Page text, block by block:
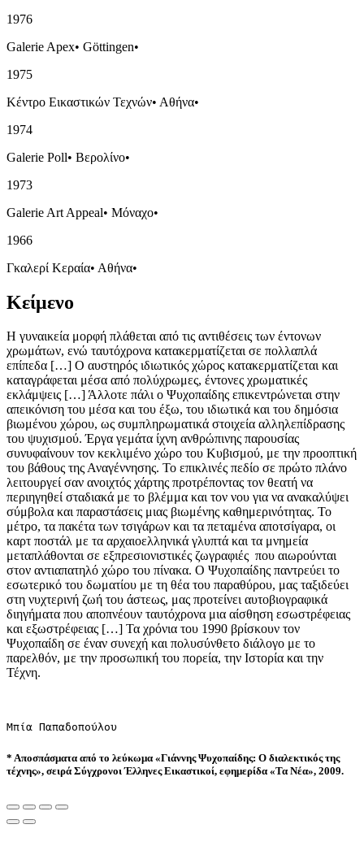
1976
Galerie Apex• Göttingen•
1975
Κέντρο Εικαστικών Τεχνών• Αθήνα•
1974
Galerie Poll• Βερολίνο•
1973
Galerie Art Appeal• Μόναχο•
1966
Γκαλερί Κεραία• Αθήνα•
Κείμενο
Η γυναικεία μορφή πλάθεται από τις αντιθέσεις των έντονων
χρωμάτων, ενώ ταυτόχρονα κατακερματίζεται σε πολλαπλά
επίπεδα […] Ο αυστηρός ιδιωτικός χώρος κατακερματίζεται και
καταγράφεται μέσα από πολύχρωμες, έντονες χρωματικές
εκλάμψεις […] Άλλοτε πάλι ο Ψυχοπαίδης επικεντρώνεται στην
απεικόνιση του μέσα και του έξω, του ιδιωτικά και του δημόσια
βιωμένου χώρου, ως συμπληρωματικά στοιχεία αλληλεπίδρασης
του ψυχισμού. Έργα γεμάτα ίχνη ανθρώπινης παρουσίας
συνυφαίνουν τον κεκλιμένο χώρο του Κυβισμού, με την προοπτική
του βάθους της Αναγέννησης. Το επικλινές πεδίο σε πρώτο πλάνο
λειτουργεί σαν ανοιχτός χάρτης προτρέποντας τον θεατή να
περιηγηθεί σταδιακά με το βλέμμα και τον νου για να ανακαλύψει
σύμβολα και παραστάσεις μιας βιωμένης καθημερινότητας. Το
μέτρο, τα πακέτα των τσιγάρων και τα πεταμένα αποτσίγαρα, οι
καρτ ποστάλ με τα αρχαιοελληνικά γλυπτά και τα μνημεία
μεταπλάθονται σε εξπρεσιονιστικές ζωγραφιές που αιωρούνται
στον αντιαπατηλό χώρο του πίνακα. Ο Ψυχοπαίδης παντρεύει το
εσωτερικό του δωματίου με τη θέα του παραθύρου, μας ταξιδεύει
στη νυχτερινή ζωή του άστεως, μας προτείνει αυτοβιογραφικά
διηγήματα που αποπνέουν ταυτόχρονα μια αίσθηση εσωστρέφειας
και εξωστρέφειας […] Τα χρόνια του 1990 βρίσκουν τον
Ψυχοπαίδη σε έναν συνεχή και πολυσύνθετο διάλογο με το
παρελθόν, με την προσωπική του πορεία, την Ιστορία και την
Τέχνη.
Μπία Παπαδοπούλου
* Αποσπάσματα από το λεύκωμα «Γιάννης Ψυχοπαίδης: O διαλεκτικός της
τέχνης», σειρά Σύγχρονοι Έλληνες Εικαστικοί, εφημερίδα «Τα Νέα», 2009.